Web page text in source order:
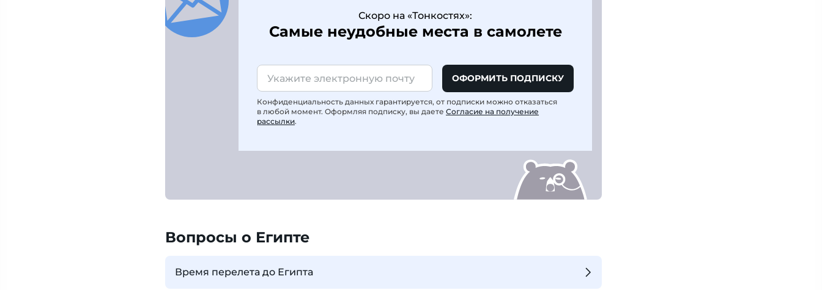
Скоро на «Тонкостях»:
Самые неудобные места в самолете
ОФОРМИТЬ ПОДПИСКУ
Конфиденциальность данных гарантируется, от подписки можно отказаться
в любой момент. Оформляя подписку, вы даете Согласие на получение
рассылки.
Вопросы о Египте
Время перелета до Египта